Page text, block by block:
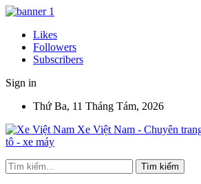
Likes
Followers
Subscribers
Sign in
Thứ Ba, 11 Tháng Tám, 2026
Xe Việt Nam - Chuyên
tô - xe máy